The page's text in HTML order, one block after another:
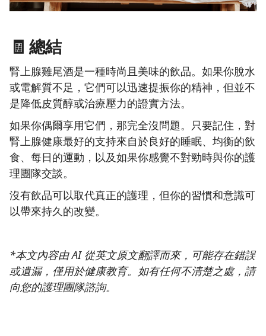
🧾 總結
腎上腺雞尾酒是一種時尚且美味的飲品。如果你脫水
或電解質不足，它們可以迅速提振你的精神，但並不
是降低皮質醇或治療壓力的證實方法。
如果你偶爾享用它們，那完全沒問題。只要記住，對
腎上腺健康最好的支持來自於良好的睡眠、均衡的飲
食、每日的運動，以及如果你感覺不對勁時與你的護
理團隊交談。
沒有飲品可以取代真正的護理，但你的習慣和意識可
以帶來持久的改變。
*本文內容由 AI 從英文原文翻譯而來，可能存在錯誤
或遺漏，僅用於健康教育。如有任何不清楚之處，請
向您的護理團隊諮詢。